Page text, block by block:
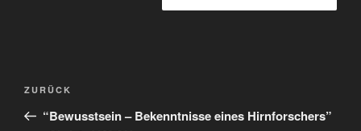
ZURÜCK
“Bewusstsein – Bekenntnisse eines Hirnforschers”